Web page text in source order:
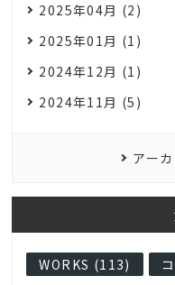
2025年04月 (2)
2025年01月 (1)
2024年12月 (1)
2024年11月 (5)
アー
WORKS (113)